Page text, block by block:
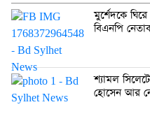
মুর্শেদকে
বিএনপি
শ্যামল
হোসেন আর